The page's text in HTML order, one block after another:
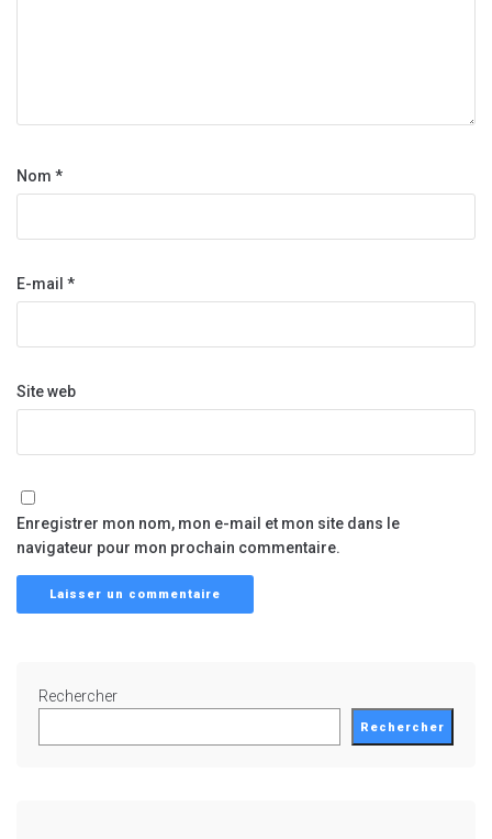
Nom *
E-mail *
Site web
Enregistrer mon nom, mon e-mail et mon site dans le
navigateur pour mon prochain commentaire.
Rechercher
Rechercher